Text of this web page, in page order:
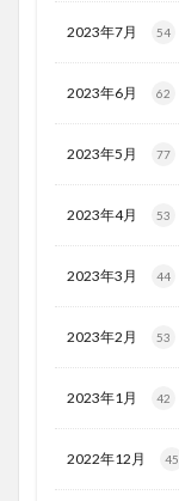
2023年7月 54
2023年6月 62
2023年5月 77
2023年4月 53
2023年3月 44
2023年2月 53
2023年1月 42
2022年12月 45